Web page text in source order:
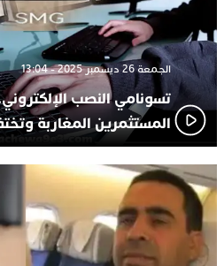
الجمعة 26 ديسمبر 2025 - 13:04
المستثمرين المغاربة